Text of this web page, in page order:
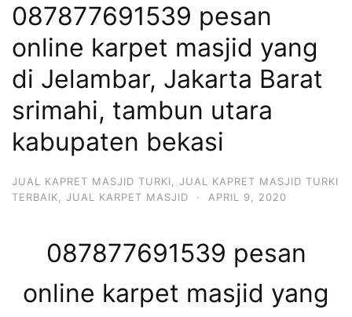
087877691539 pesan
online karpet masjid yang
di Jelambar, Jakarta Barat
srimahi, tambun utara
kabupaten bekasi
JUAL KAPRET MASJID TURKI
JUAL KAPRET MASJID TURKI
TERBAIK
JUAL KARPET MASJID · APRIL 9, 2020
087877691539 pesan
online karpet masjid yang